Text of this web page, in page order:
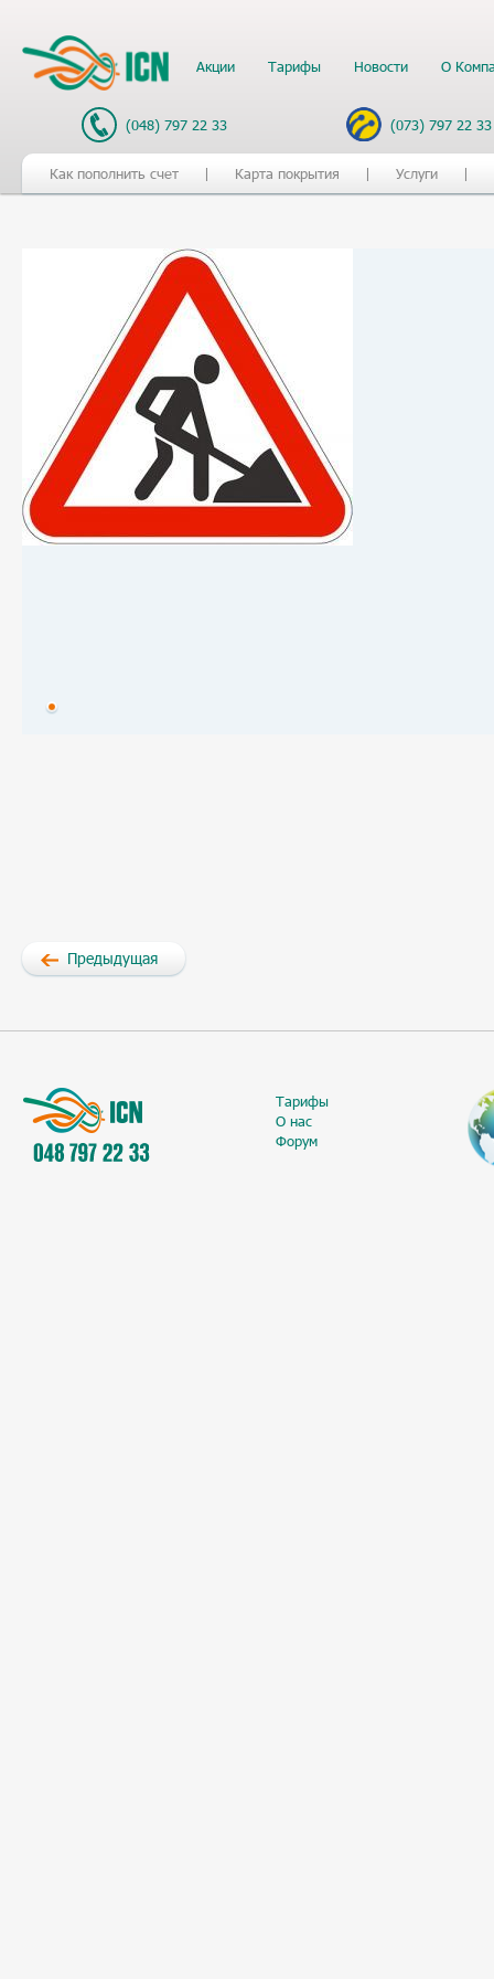
Акции Тарифы Новости О
(048) 797 22 33 (073) 797 22 33
Как пополнить счет Карта покрытия Услуги
Предыдущая
Тарифы
О нас
Форум